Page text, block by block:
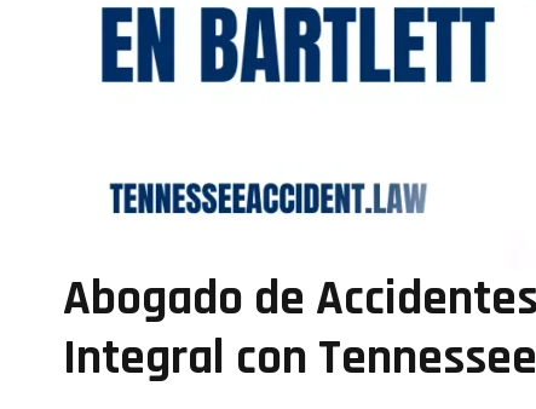
Abogado de
Integral con